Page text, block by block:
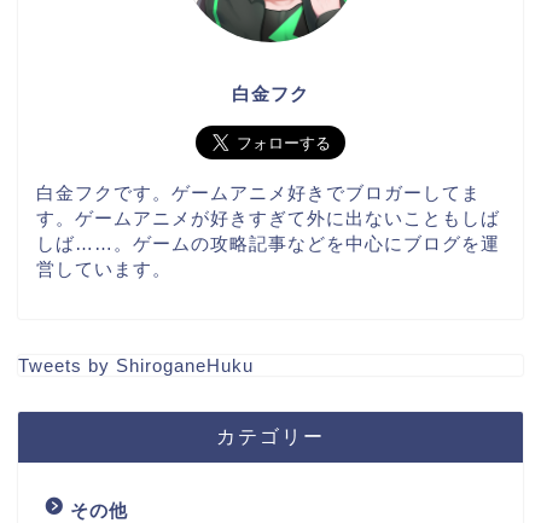
白金フク
白金フクです。ゲームアニメ好きでブロガーしてま
す。ゲームアニメが好きすぎて外に出ないこともしば
しば……。ゲームの攻略記事などを中心にブログを運
営しています。
Tweets by ShiroganeHuku
カテゴリー
その他